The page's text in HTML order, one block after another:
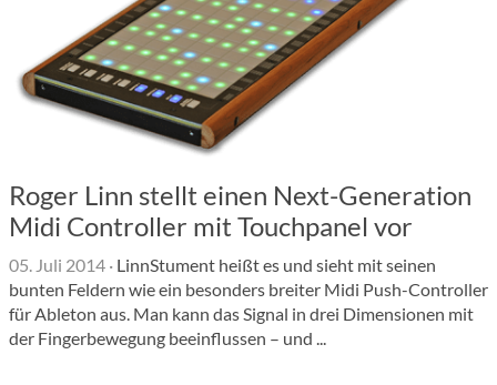
Roger Linn stellt einen Next-Generation
Midi Controller mit Touchpanel vor
05. Juli 2014 · LinnStument heißt es und sieht mit seinen
bunten Feldern wie ein besonders breiter Midi Push-Controller
für Ableton aus. Man kann das Signal in drei Dimensionen mit
der Fingerbewegung beeinflussen – und ...